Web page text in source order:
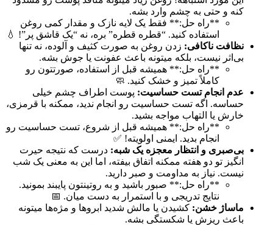
کنه و حتی به چشم وارد بشه.
**راه حل:** فقط یک لایه نازک و مقدار کمی روغن
استفاده کنید. “قطره قطره” بره، نه “یک قاشق پر”! 💧
نظافت ناکافی: زدن روغن به صورت کثیف و آلوده، نه تنها
بی‌اثر نیست، بلکه میتونه باعث عفونت یا جوش بشه.
**راه حل:** همیشه قبل از استفاده، صورتتون رو
کاملاً تمیز و خشک کنید. 🧼
عدم انجام تست حساسیت: پوست اطراف چشم خیلی
حساسه. اگه تست حساسیت رو انجام ندید، ممکنه با قرمزی،
خارش یا التهاب مواجه بشید.
**راه حل:** همیشه قبل از شروع، تست حساسیت رو
انجام بدید. ایمنی اولویته! ✅
بی‌صبری و انتظار معجزه یک شبه: درست که نتیجه حیرت
انگیز تو دو هفته ممکنه اتفاق بیفته، اما این به معنی یک شب
نیست. نیاز به مداومت و صبر دارید.
**راه حل:** صبور باشید و به روتینتون پایبند بمونید.
نتایج تدریجی و با استمرار به دست میان. 📅
ماساژ خشن: کشیدن یا مالش شدید ابروها و مژه‌ها میتونه
باعث ریزش یا شکستگی بشه.